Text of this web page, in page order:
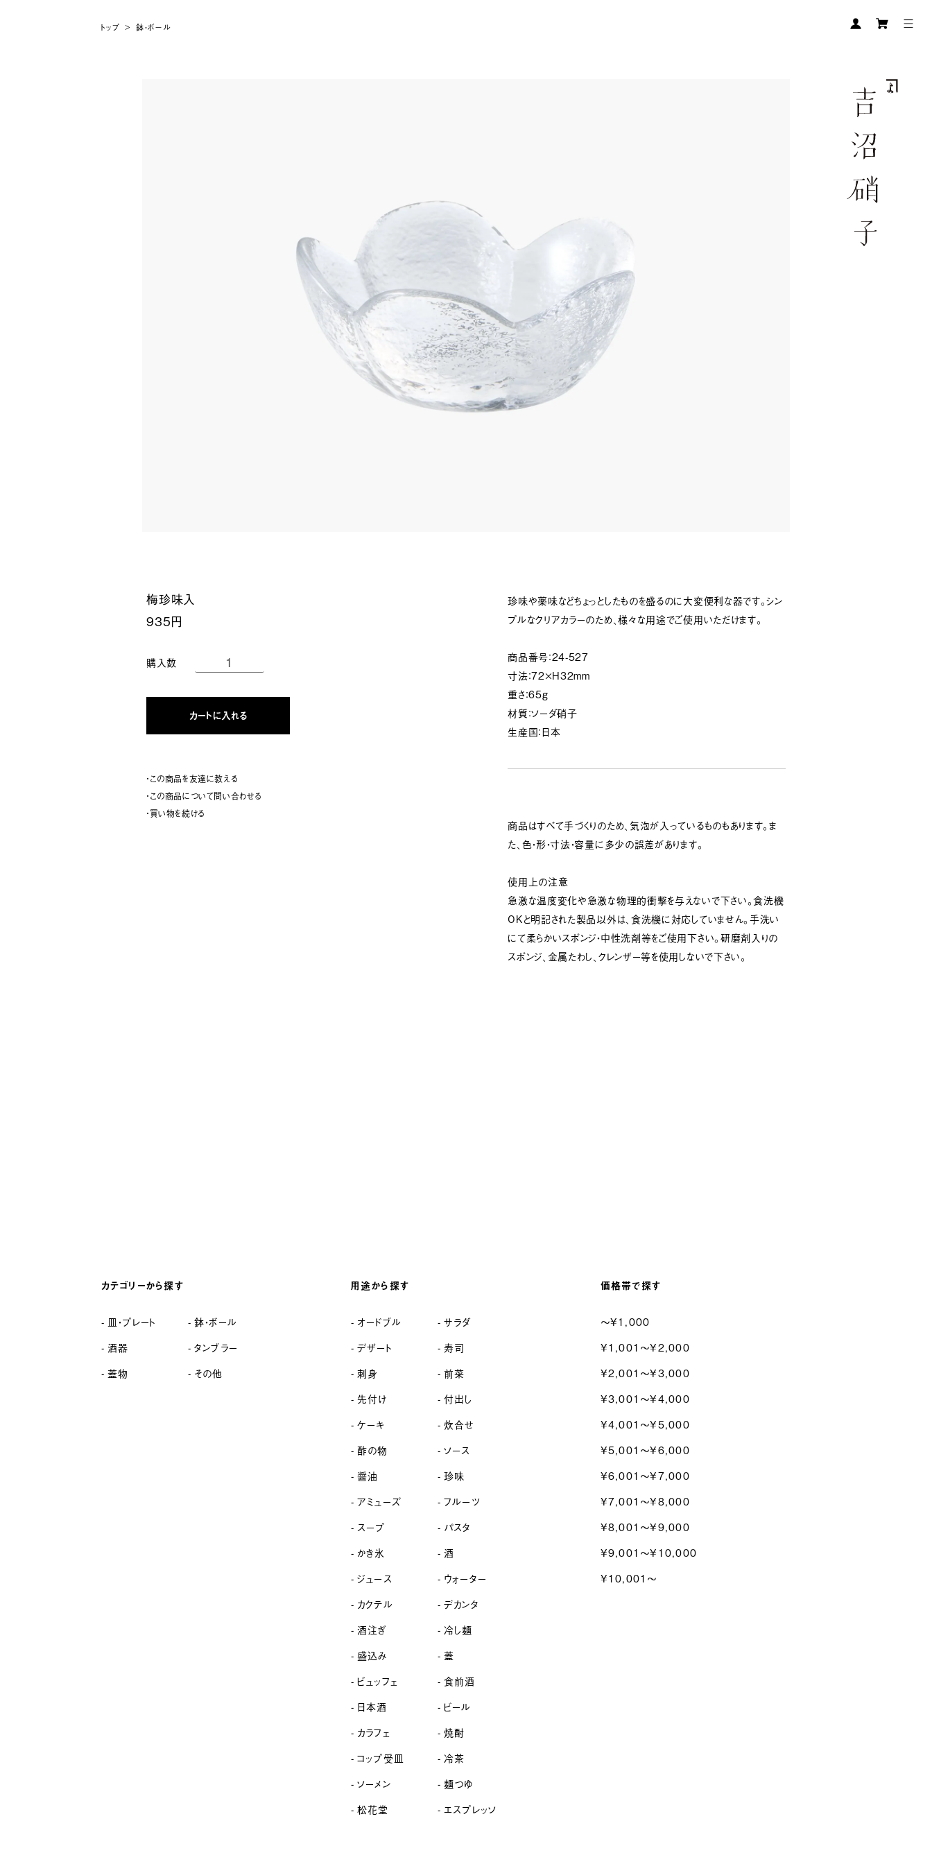
トップ >鉢・ボール
梅珍味入
935円
購入数
カートに入れる
・この商品を友達に教える
・この商品について問い合わせる
・買い物を続ける
珍味や薬味などちょっとしたものを盛るのに大変便利な器です。シン
プルなクリアカラーのため、様々な用途でご使用いただけます。
商品番号：24-527
寸法：72×H32mm
重さ：65g
材質：ソーダ硝子
生産国：日本
商品はすべて手づくりのため、気泡が入っているものもあります。ま
た、色・形・寸法・容量に多少の誤差があります。
使用上の注意
急激な温度変化や急激な物理的衝撃を与えないで下さい。食洗機
OKと明記された製品以外は、食洗機に対応していません。手洗い
にて柔らかいスポンジ・中性洗剤等をご使用下さい。研磨剤入りの
スポンジ、金属たわし、クレンザー等を使用しないで下さい。
カテゴリーから探す
皿・プレート
鉢・ボール
酒器
タンブラー
蓋物
その他
用途から探す
オードブル
サラダ
デザート
寿司
刺身
前菜
先付け
付出し
ケーキ
炊合せ
酢の物
ソース
醤油
珍味
アミューズ
フルーツ
スープ
パスタ
かき氷
酒
ジュース
ウォーター
カクテル
デカンタ
酒注ぎ
冷し麺
盛込み
蓋
ビュッフェ
食前酒
日本酒
ビール
カラフェ
焼酎
コップ受皿
冷茶
ソーメン
麺つゆ
松花堂
エスプレッソ
価格帯で探す
〜¥1,000
¥1,001〜¥2,000
¥2,001〜¥3,000
¥3,001〜¥4,000
¥4,001〜¥5,000
¥5,001〜¥6,000
¥6,001〜¥7,000
¥7,001〜¥8,000
¥8,001〜¥9,000
¥9,001〜¥10,000
¥10,001〜